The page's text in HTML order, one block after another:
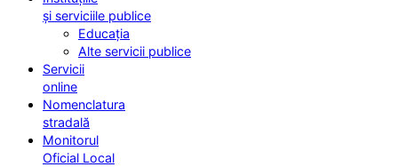
și serviciile publice
Educația
Alte servicii publice
Servicii
online
Nomenclatura
stradală
Monitorul
Oficial Local